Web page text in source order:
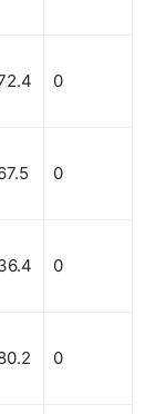
0
0
0
0